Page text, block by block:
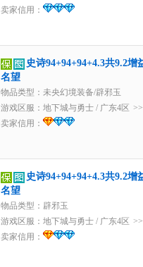
卖家信用：
史诗94+94+94+4.3共9.2
名望
物品类型：未央幻境装备/辟邪玉
游戏区服： 地下城与勇士 / 广东4区
卖家信用：
史诗94+94+94+4.3共9.2
名望
物品类型：辟邪玉
游戏区服： 地下城与勇士 / 广东4区
卖家信用：